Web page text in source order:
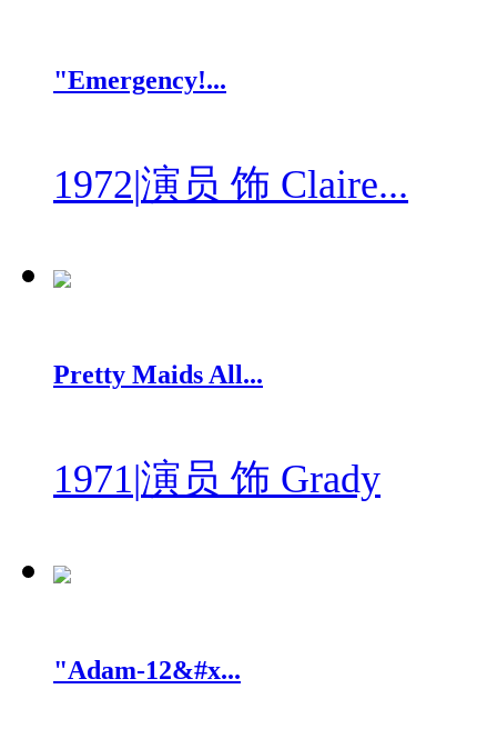
"Emergency!...
1972|演员 饰 Claire...
Pretty Maids All...
1971|演员 饰 Grady
"Adam-12&#x...